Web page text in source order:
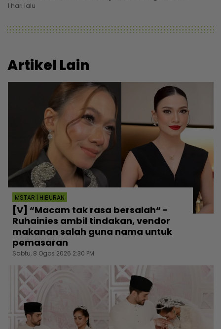
1 hari lalu
Artikel Lain
MSTAR | HIBURAN
[V] “Macam tak rasa bersalah“ -
Ruhainies ambil tindakan, vendor
makanan salah guna nama untuk
pemasaran
Sabtu, 8 Ogos 2026 2:30 PM